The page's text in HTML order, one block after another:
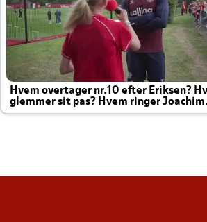
Hvem overtager nr.10 efter Eriksen?
glemmer sit pas? Hvem ringer Joachim
altid til efter kampe?